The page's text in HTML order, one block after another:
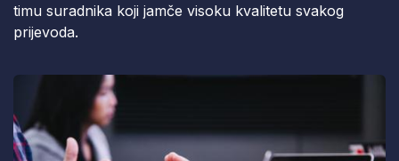
timu suradnika koji jamče visoku kvalitetu svakog
prijevoda.